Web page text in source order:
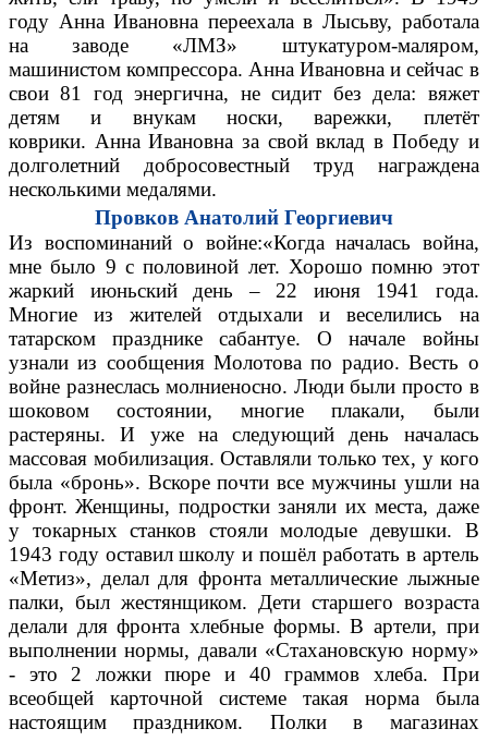
году Анна Ивановна переехала в Лысьву, работала
на заводе «ЛМЗ» штукатуром-маляром,
машинистом компрессора. Анна Ивановна и сейчас в
свои 81 год энергична, не сидит без дела: вяжет
детям и внукам носки, варежки, плетёт
коврики. Анна Ивановна за свой вклад в Победу и
долголетний добросовестный труд награждена
несколькими медалями.
Провков Анатолий Георгиевич
Из воспоминаний о войне:«Когда началась война,
мне было 9 с половиной лет. Хорошо помню этот
жаркий июньский день – 22 июня 1941 года.
Многие из жителей отдыхали и веселились на
татарском празднике сабантуе. О начале войны
узнали из сообщения Молотова по радио. Весть о
войне разнеслась молниеносно. Люди были просто в
шоковом состоянии, многие плакали, были
растеряны. И уже на следующий день началась
массовая мобилизация. Оставляли только тех, у кого
была «бронь». Вскоре почти все мужчины ушли на
фронт. Женщины, подростки заняли их места, даже
у токарных станков стояли молодые девушки. В
1943 году оставил школу и пошёл работать в артель
«Метиз», делал для фронта металлические лыжные
палки, был жестянщиком. Дети старшего возраста
делали для фронта хлебные формы. В артели, при
выполнении нормы, давали «Стахановскую норму»
- это 2 ложки пюре и 40 граммов хлеба. При
всеобщей карточной системе такая норма была
настоящим праздником. Полки в магазинах